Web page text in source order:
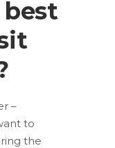
–
to
the